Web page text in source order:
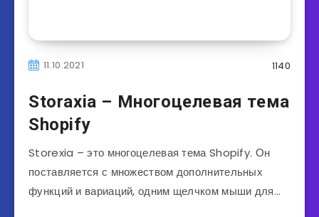
11.10.2021 1140
Storaxia – Многоцелевая тема
Shopify
Storexia – это многоцелевая тема Shopify. Он
поставляется с множеством дополнительных
функций и вариаций, одним щелчком мыши для…